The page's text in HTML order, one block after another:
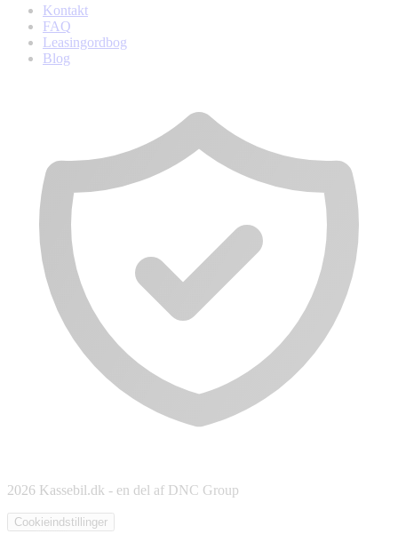
Kontakt
FAQ
Leasingordbog
Blog
2026 Kassebil.dk - en del af DNC Group
Cookieindstillinger